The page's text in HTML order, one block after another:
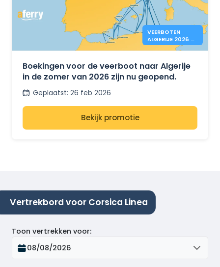
VEERBOTEN
ALGERIJE 2026 –
BOEKINGEN OPEN
Boekingen voor de veerboot naar Algerije
in de zomer van 2026 zijn nu geopend.
Geplaatst: 26 feb 2026
Bekijk promotie
Vertrekbord voor Corsica Linea
Toon vertrekken voor:
08/08/2026